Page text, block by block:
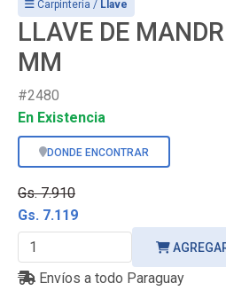
Carpinteria / Llave
LLAVE DE
MM
#2480
En Existencia
DONDE ENCONTRAR
Gs. 7.910
Gs. 7.119
Envíos a todo Paraguay